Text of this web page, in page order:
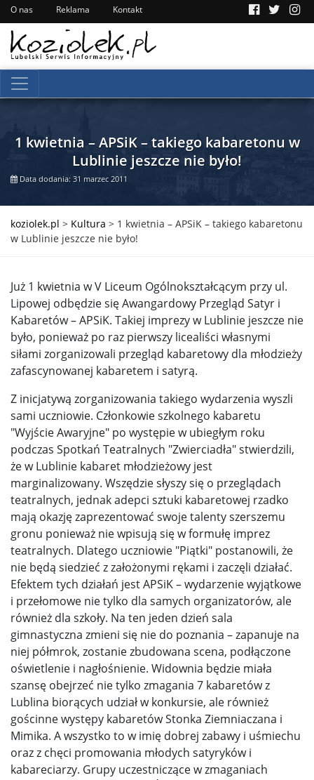
O nas Reklama Kontakt
1 kwietnia – APSiK – takiego kabaretonu w
Lublinie jeszcze nie było!
Data dodania: 31 marzec 2011
koziolek.pl > Kultura > 1 kwietnia – APSiK – takiego kabaretonu
w Lublinie jeszcze nie było!
Już 1 kwietnia w V Liceum Ogólnokształcącym przy ul.
Lipowej odbędzie się Awangardowy Przegląd Satyr i
Kabaretów – APSiK. Takiej imprezy w Lublinie jeszcze nie
było, ponieważ po raz pierwszy licealiści własnymi
siłami zorganizowali przegląd kabaretowy dla młodzieży
zafascynowanej kabaretem i satyrą.
Z inicjatywą zorganizowania takiego wydarzenia wyszli
sami uczniowie. Członkowie szkolnego kabaretu
"Wyjście Awaryjne" po występie w ubiegłym roku
podczas Spotkań Teatralnych "Zwierciadła" stwierdzili,
że w Lublinie kabaret młodzieżowy jest
marginalizowany. Wszędzie słyszy się o przeglądach
teatralnych, jednak adepci sztuki kabaretowej rzadko
mają okazję zaprezentować swoje talenty szerszemu
gronu ponieważ nie wpisują się w formułę imprez
teatralnych. Dlatego uczniowie "Piątki" postanowili, że
nie będą siedzieć z założonymi rękami i zaczęli działać.
Efektem tych działań jest APSiK – wydarzenie wyjątkowe
i przełomowe nie tylko dla samych organizatorów, ale
również dla szkoły. Na ten jeden dzień sala
gimnastyczna zmieni się nie do poznania – zapanuje na
niej półmrok, zostanie zbudowana scena, podłączone
oświetlenie i nagłośnienie. Widownia będzie miała
szansę obejrzeć nie tylko zmagania 7 kabaretów z
Lublina biorących udział w konkursie, ale również
gościnne występy kabaretów Stonka Ziemniaczana i
Mimika. A wszystko to w imię dobrej zabawy i uśmiechu
oraz z chęci promowania młodych satyryków i
kabareciarzy. Grupy uczestniczące w zmaganiach